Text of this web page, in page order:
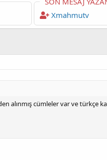
Xmahmutv
alınmış cümleler var ve türkçe